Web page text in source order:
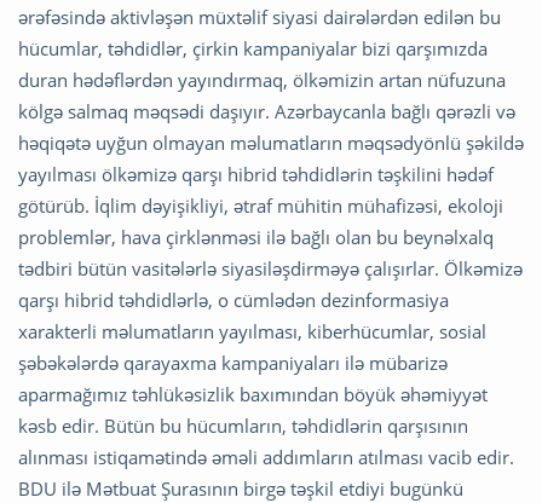
ərəfəsində aktivləşən müxtəlif siyasi dairələrdən edilən bu
hücumlar, təhdidlər, çirkin kampaniyalar bizi qarşımızda
duran hədəflərdən yayındırmaq, ölkəmizin artan nüfuzuna
kölgə salmaq məqsədi daşıyır. Azərbaycanla bağlı qərəzli və
həqiqətə uyğun olmayan məlumatların məqsədyönlü şəkildə
yayılması ölkəmizə qarşı hibrid təhdidlərin təşkilini hədəf
götürüb. İqlim dəyişikliyi, ətraf mühitin mühafizəsi, ekoloji
problemlər, hava çirklənməsi ilə bağlı olan bu beynəlxalq
tədbiri bütün vasitələrlə siyasiləşdirməyə çalışırlar. Ölkəmizə
qarşı hibrid təhdidlərlə, o cümlədən dezinformasiya
xarakterli məlumatların yayılması, kiberhücumlar, sosial
şəbəkələrdə qarayaxma kampaniyaları ilə mübarizə
aparmağımız təhlükəsizlik baxımından böyük əhəmiyyət
kəsb edir. Bütün bu hücumların, təhdidlərin qarşısının
alınması istiqamətində əməli addımların atılması vacib edir.
BDU ilə Mətbuat Şurasının birgə təşkil etdiyi bugünkü